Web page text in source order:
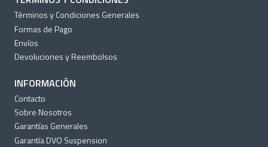
Términos y Condiciones Generales
Formas de Pago
Envíos
Devoluciones y Reembolsos
INFORMACIÓN
Contacto
Sobre Nosotros
Garantías Generales
Garantía DVO Suspension